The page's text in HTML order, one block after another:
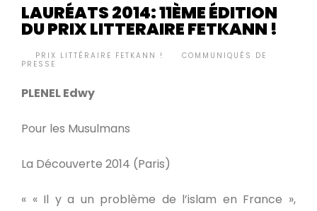
LAURÉATS 2014: 11ÈME ÉDITION
DU PRIX LITTERAIRE FETKANN !
PRIX LITTÉRAIRE FETKANN !
COMMUNIQUÉS DE
PRESSE
PLENEL Edwy
Pour les Musulmans
La Découverte 2014 (Paris)
« « Il y a un problème de l’islam en France »,